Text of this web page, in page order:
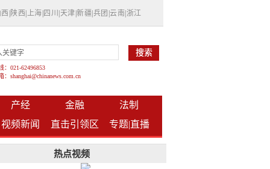
陕西 上海 四川 天津 |新疆 兵团 |云南 浙江
：021-62496853
：shanghai@chinanews.com.cn
产经 金融
法制
视频新闻
直击引领区 专题|直播
热点视频